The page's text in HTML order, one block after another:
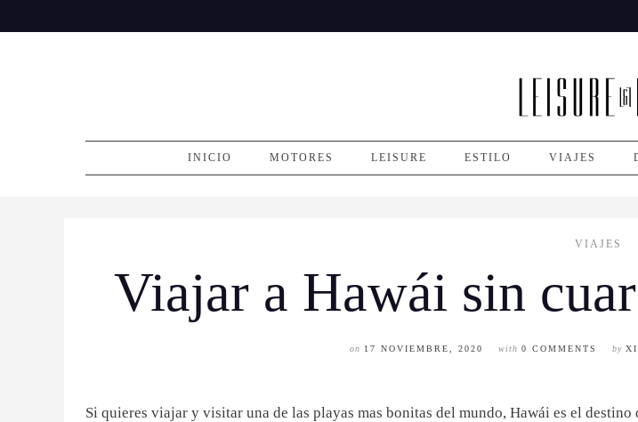
to
INICIO MOTORES LEISURE ESTILO VIAJES
VIAJES
Viajar a Hawái sin
on 17 NOVIEMBRE, 2020 with 0 COMMENTS by
Si quieres viajar y visitar una de las playas mas bonitas del mundo, Hawái es el